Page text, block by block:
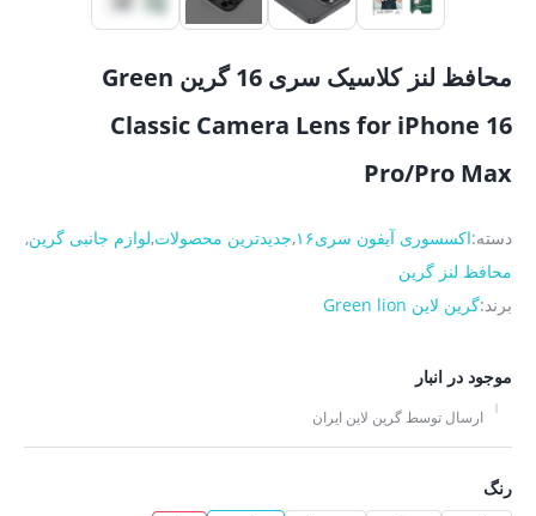
محافظ لنز کلاسیک سری 16 گرین Green
Classic Camera Lens for iPhone 16
Pro/Pro Max
دسته:اکسسوری آیفون سری۱۶ ,جدیدترین محصولات,لوازم جانبی گرین,
محافظ لنز گرین
برند:گرین لاین Green lion
موجود در انبار
ارسال توسط گرین لاین ایران
رنگ